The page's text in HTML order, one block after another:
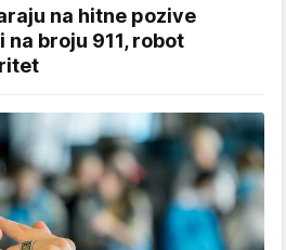
na hitne pozive
na broju 911, robot